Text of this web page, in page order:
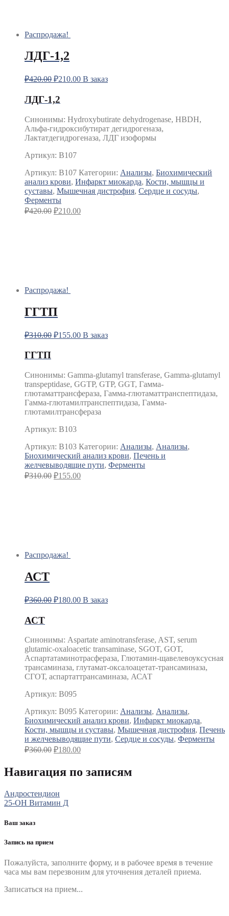
Распродажа!
ЛДГ-1,2
₽420.00 ₽210.00 В заказ
ЛДГ-1,2
Синонимы: Hydroxybutirate dehydrogenase, HBDH,
Альфа-гидроксибутират дегидрогеназа,
Лактатдегидрогеназа, ЛДГ изоформы
Артикул: B107
Артикул: B107 Категории: Анализы, Биохимический
анализ крови, Инфаркт миокарда, Кости, мышцы и
суставы, Мышечная дистрофия, Сердце и сосуды,
Ферменты
₽420.00 ₽210.00
Распродажа!
ГГТП
₽310.00 ₽155.00 В заказ
ГГТП
Синонимы: Gamma-glutamyl transferase, Gamma-glutamyl
transpeptidase, GGTP, GTP, GGT, Гамма-
глютаматтрансфераза, Гамма-глютаматтранспептидаза,
Гамма-глютамилтранспептидаза, Гамма-
глютамилтрансфераза
Артикул: B103
Артикул: B103 Категории: Анализы, Анализы,
Биохимический анализ крови, Печень и
желчевыводящие пути, Ферменты
₽310.00 ₽155.00
Распродажа!
АСТ
₽360.00 ₽180.00 В заказ
АСТ
Синонимы: Aspartate aminotransferase, AST, serum
glutamic-oxaloacetic transaminase, SGOT, GOT,
Аспартатаминотрасфераза, Глютамин-щавелевоуксусная
трансаминаза, глутамат-оксалоацетат-трансаминаза,
СГОТ, аспартаттрансаминаза, АСАТ
Артикул: B095
Артикул: B095 Категории: Анализы, Анализы,
Биохимический анализ крови, Инфаркт миокарда,
Кости, мышцы и суставы, Мышечная дистрофия, Печень
и желчевыводящие пути, Сердце и сосуды, Ферменты
₽360.00 ₽180.00
Навигация по записям
Андростендион
25-ОН Витамин Д
Ваш заказ
Запись на прием
Пожалуйста, заполните форму, и в рабочее время в течение
часа мы вам перезвоним для уточнения деталей приема.
Записаться на прием...